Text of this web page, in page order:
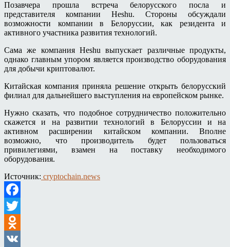
Позавчера прошла встреча белорусского посла и
представителя компании Heshu. Стороны обсуждали
возможности компании в Белоруссии, как резидента и
активного участника развития технологий.
Сама же компания Heshu выпускает различные продукты,
однако главным упором является производство оборудования
для добычи криптовалют.
Китайская компания приняла решение открыть белорусский
филиал для дальнейшего выступления на европейском рынке.
Нужно сказать, что подобное сотрудничество положительно
скажется и на развитии технологий в Белоруссии и на
активном расширении китайском компании. Вполне
возможно, что производитель будет пользоваться
привилегиями, взамен на поставку необходимого
оборудования.
Источник: cryptochain.news
Facebook
Twitter
Odnoklassniki